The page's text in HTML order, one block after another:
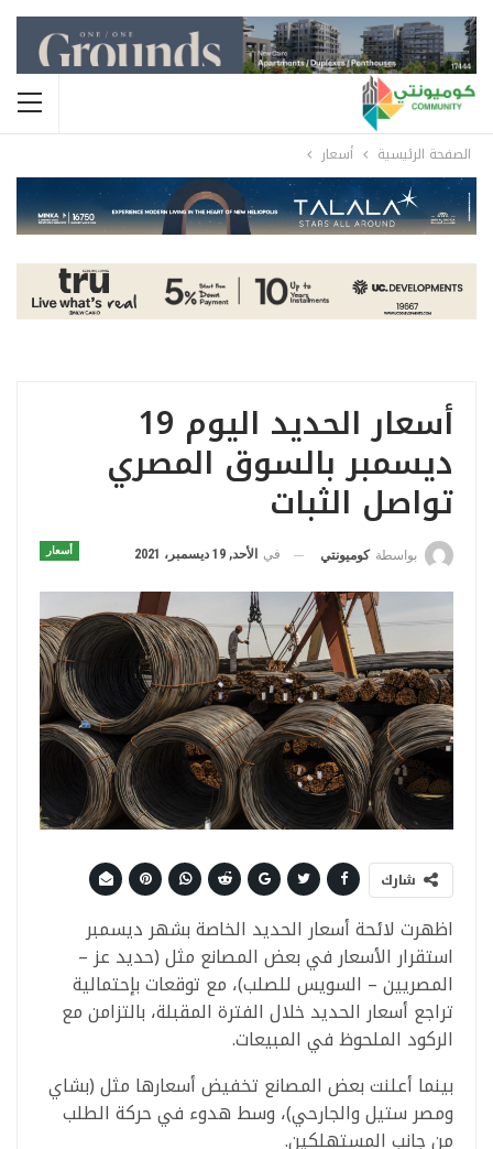
الصفحة الرئيسية أسعار
أسعار الحديد اليوم 19
ديسمبر بالسوق المصري
تواصل الثبات
أسعار بواسطة كوميونتي في الأحد, 19 ديسمبر، 2021
شارك
اظهرت لائحة أسعار الحديد الخاصة بشهر ديسمبر
استقرار الأسعار في بعض المصانع مثل (حديد عز –
المصريين – السويس للصلب)، مع توقعات بإحتمالية
تراجع أسعار الحديد خلال الفترة المقبلة، بالتزامن مع
الركود الملحوظ في المبيعات.
بينما أعلنت بعض المصانع تخفيض أسعارها مثل (بشاي
ومصر ستيل والجارحي)، وسط هدوء في حركة الطلب
من جانب المستهلكين.